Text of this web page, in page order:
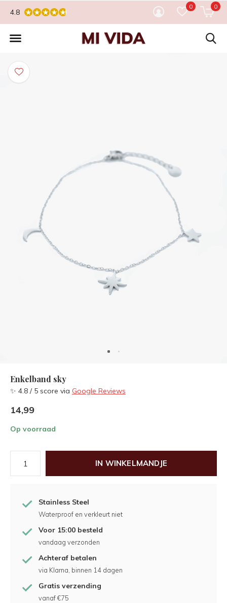
0 0
4.8
Enkelband sky
✨ 4.8 / 5 score via Google Reviews
14,99
Op voorraad
IN WINKELMANDJE
Stainless Steel
Waterproof en verkleurt niet
Voor 15:00 besteld
vandaag verzonden
Achteraf betalen
via Klarna, binnen 14 dagen
Gratis verzending
vanaf €75